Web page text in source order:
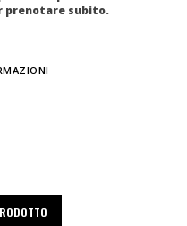
prenotare subito.